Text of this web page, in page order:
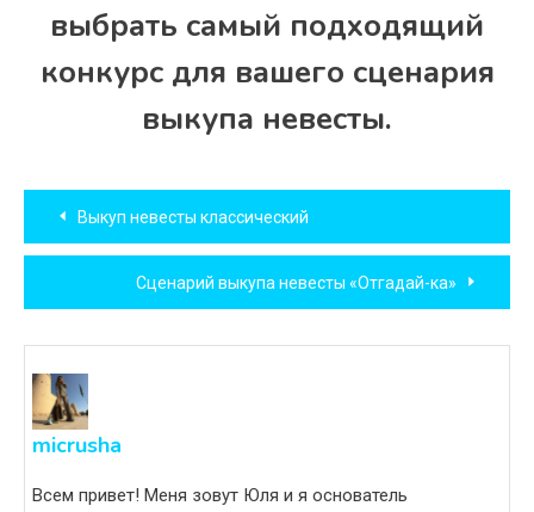
выбрать самый подходящий
конкурс для вашего сценария
выкупа невесты.
Навигация
по
записям
Выкуп невесты классический
Сценарий выкупа невесты «Отгадай-ка»
micrusha
Всем привет! Меня зовут Юля и я основатель